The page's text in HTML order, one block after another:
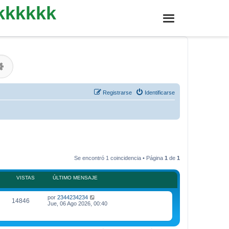
avanzada
Identificarse
Registrarse
Se encontró 1 coincidencia • Página 1 de 1
VISTAS ÚLTIMO MENSAJE
14846V
s
Ú
l
m
o
por 2344234234
Jue, 06 Ago 2026, 00:40